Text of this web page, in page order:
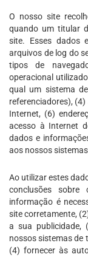
O nosso site
quando um titular
site. Esses dados
arquivos de log do
tipos de
operacional
qual um sistema
referenciadores),
Internet, (6)
acesso à Internet
dados e
aos nossos
Ao utilizar estes
conclusões
informação é
site corretamente,
a sua publicidade,
nossos sistemas de
(4) fornecer às